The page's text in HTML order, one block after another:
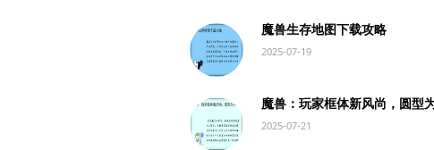
魔兽生存地图下载攻略
2025-07-19
魔兽：玩家框体新风尚，圆型
2025-07-21